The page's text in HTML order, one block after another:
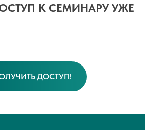
К СЕМИНАРУ УЖЕ
ДОСТУП!